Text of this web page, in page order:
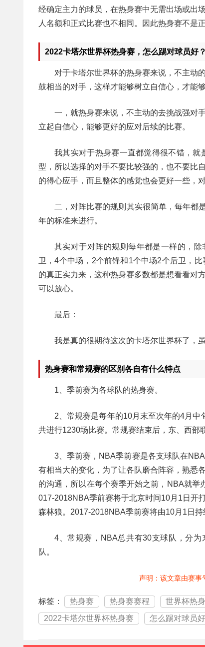
经确定主力的球员，在热身赛中无需出场或出
人名额和正式比赛也不相同。因此热身赛不是正
2022卡塔尔世界杯热身赛，怎么踢对球员好
对于卡塔尔世界杯的热身赛来说，不主动
鼓相当的对手，这样才能够树立自信心，才能
一，就热身赛来说，不主动的去挑战强对
立起自信心，能够更好的应对后续的比赛。
我其实对于热身赛一直都觉得很不错，
型，所以选择的对手不要比较强的，也不要比
的得心应手，而且整体的感觉也会更好一些，
二，对阵比赛的规则其实很简单，每年都
年的标准来进行。
其实对于对阵的规则每年都是一样的，
卫，4个中场，2个前锋和1个中场2个后卫，
的真正实力来，这种热身赛多数都是想看看对
可以放心。
最后：
我是真的很期待这次的卡塔尔世界杯了，
热身赛和常规赛的区别各自有什么特点
1、季前赛为各球队的热身赛。
2、常规赛是每年的10月末至次年的4月
共进行1230场比赛。常规赛结束后，东、西部
3、季前赛，NBA季前赛是各支球队在
有相当大的变化，为了让各队磨合阵容，熟悉
的沟通，所以在每个赛季开始之前，NBA就举
017-2018NBA季前赛将于北京时间10月1日开
森林狼。2017-2018NBA季前赛将由10月1日持
4、常规赛，NBA总共有30支球队，分
队。
声明：该文章由赛事
标签： 热身赛 热身赛赛程 世界杯热
2022卡塔尔世界杯热身赛
怎么踢对球员